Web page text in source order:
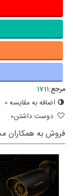
مرجع:1711
اضافه به مقایسه0
دوست داشتن0
فروش به همکاران